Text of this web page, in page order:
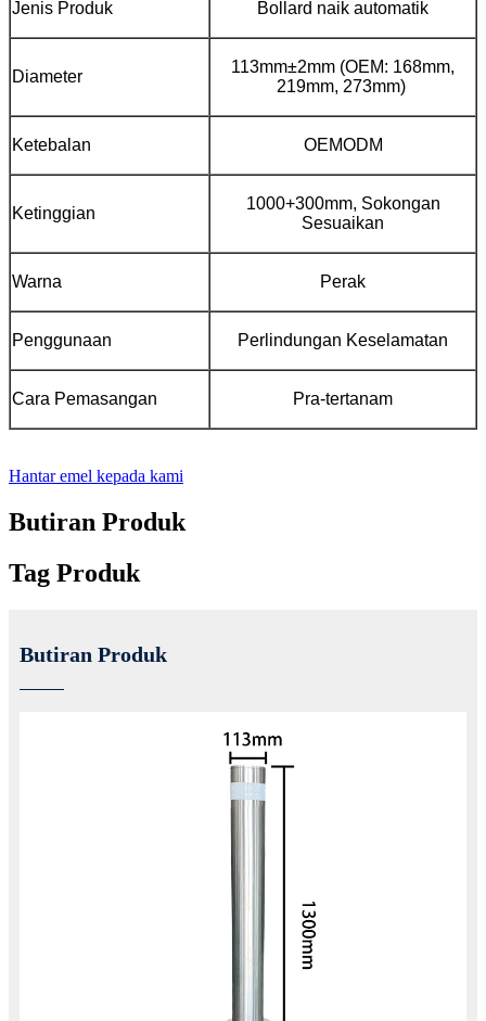
Jenis Produk Bollard naik automatik
Diameter
113mm±2mm (OEM: 168mm,
219mm, 273mm)
Ketebalan OEMODM
Ketinggian
1000+300mm, Sokongan
Sesuaikan
Warna Perak
Penggunaan Perlindungan Keselamatan
Cara Pemasangan Pra-tertanam
Hantar emel kepada kami
Butiran Produk
Tag Produk
Butiran Produk